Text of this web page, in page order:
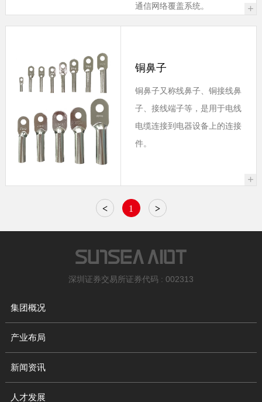
通信网络覆盖系统。
+
铜鼻子
铜鼻子又称线鼻子、铜接线鼻
子、接线端子等，是用于电线
电缆连接到电器设备上的连接
件。
+
< 1 >
深圳证券交易所证券代码 : 002313
集团概况
产业布局
新闻资讯
人才发展